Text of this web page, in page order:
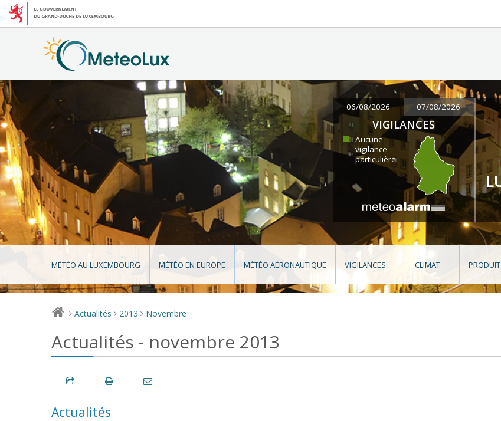
06/08/2026 07/08/2026
VIGILANCES
Aucune
vigilance
particulière
MÉTÉO AU LUXEMBOURG MÉTÉO EN EUROPE MÉTÉO AÉRONAUTIQUE VIGILANCES CLIMAT
> Actualités > 2013 > Novembre
Actualités - novembre 2013
Actualités